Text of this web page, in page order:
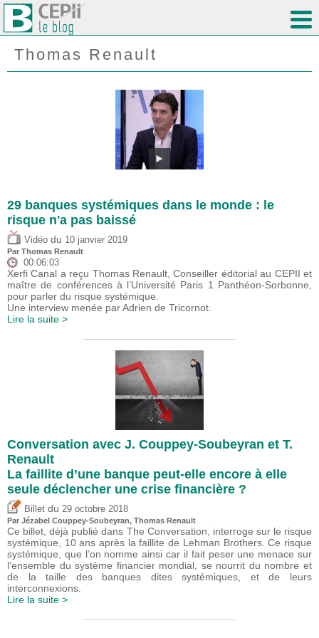
Thomas Renault
29 banques systémiques dans le monde : le
risque n'a pas baissé
Vidéo du 10 janvier 2019
Par Thomas Renault
00:06:03
Xerfi Canal a reçu Thomas Renault, Conseiller éditorial au CEPII et
maître de conférences à l’Université Paris 1 Panthéon-Sorbonne,
pour parler du risque systémique.
Une interview menée par Adrien de Tricornot.
Lire la suite >
Conversation avec J. Couppey-Soubeyran et T.
Renault
La faillite d’une banque peut-elle encore à elle
seule déclencher une crise financière ?
Billet du 29 octobre 2018
Par Jézabel Couppey-Soubeyran, Thomas Renault
Ce billet, déjà publié dans The Conversation, interroge sur le risque
systémique, 10 ans après la faillite de Lehman Brothers. Ce risque
systémique, que l’on nomme ainsi car il fait peser une menace sur
l’ensemble du système financier mondial, se nourrit du nombre et
de la taille des banques dites systémiques, et de leurs
interconnexions.
Lire la suite >